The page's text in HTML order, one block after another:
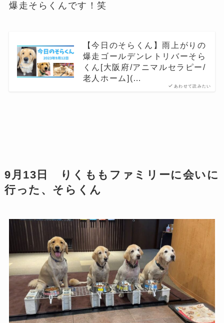
爆走そらくんです！笑
あわせて読みたい
【今日のそらくん】雨上がりの
爆走ゴールデンレトリバーそら
くん[大阪府/アニマルセラピー/
老人ホーム](…
9月13日 りくももファミリーに会いに
行った、そらくん